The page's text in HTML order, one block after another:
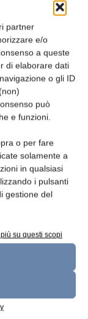
partner
e/o
a queste
di elaborare dati
o gli ID
può
e funzioni.
o per fare
solamente a
in qualsiasi
i pulsanti
gestione del
su questi scopi